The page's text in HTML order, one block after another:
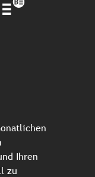
Ihren
zu